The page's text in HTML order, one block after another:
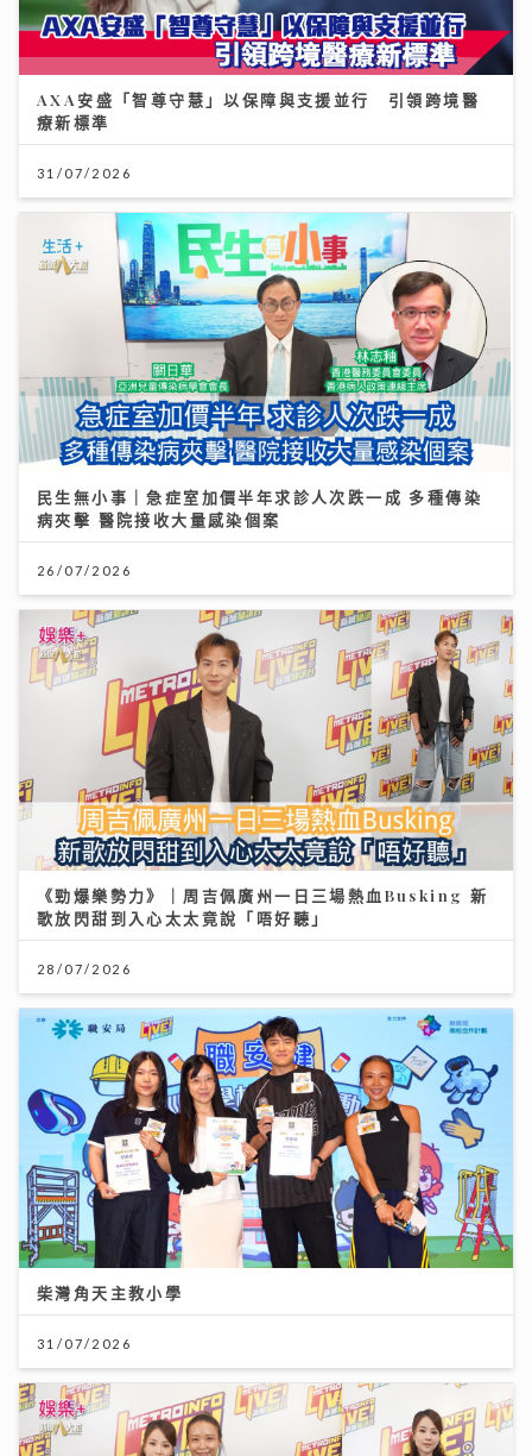
AXA安盛「智尊守慧」以保障與支援並行 引領跨境醫
療新標準
31/07/2026
民生無小事｜急症室加價半年求診人次跌一成 多種傳染
病夾擊 醫院接收大量感染個案
26/07/2026
《勁爆樂勢力》｜周吉佩廣州一日三場熱血Busking 新
歌放閃甜到入心太太竟說「唔好聽」
28/07/2026
柴灣角天主教小學
31/07/2026